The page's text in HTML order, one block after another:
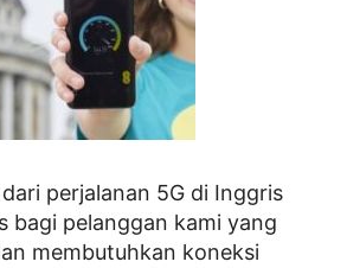
perjalanan 5G di Inggris
bagi pelanggan kami yang
membutuhkan koneksi